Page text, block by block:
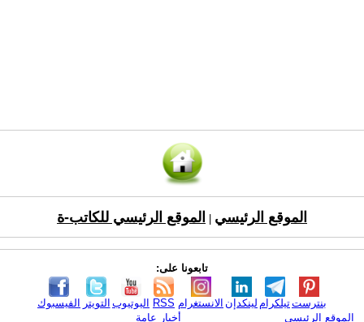
الموقع الرئيسي الموقع الرئيسي للكاتب-ة
تابعونا على:
الفيسبوك التويتر اليوتيوب RSS الانستغرام لينكدإن تيلكرامبنترست
الموقع الرئيسي
أخبار عامة